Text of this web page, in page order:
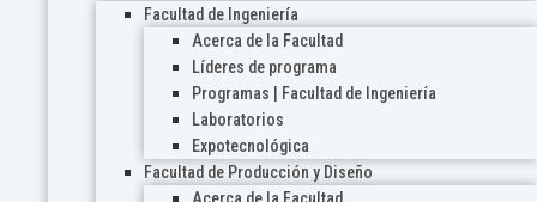
Facultad de Ingeniería
Acerca de la Facultad
Líderes de programa
Programas | Facultad de Ingeniería
Laboratorios
Expotecnológica
Facultad de Producción y Diseño